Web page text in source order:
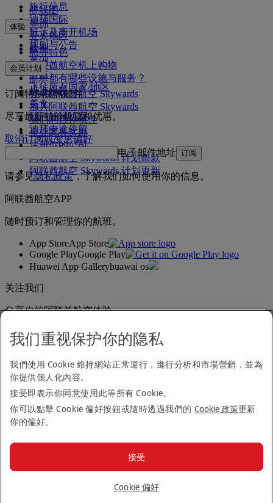
旅行信息
迪拜国际
抵达及离开机场
规则与公告
航线图
非洲
亚太地区
欧洲
美洲
中东
飞往所有国家/地区
体验
舱等特色
阿联酋航空机上购物
航班都有哪些设施与服务？
机上娱乐
美食
我们的候机室
迪拜中途停留
会员计划
登录阿联酋航空 Skywards
加入阿联酋航空 Skywards
我们的合作伙伴
企业商务奖励
注册你的公司
阿联酋航空 Skywards 计划条款
阿联酋航空 Skywards 计划更新
订阅特别优惠邮件
尽享最新特价机票和优惠。
取消订阅或变更偏好
电子邮件地址 订阅
请参见隐私政策，了解我们如何使用你的信息。
阿联酋航空APP
随时预订和管理你的航班。
App StoreApp Store
Google PlayGoogle Play
Huawei App Galleryhuawai os
关注我们
分享你的阿联酋航空体验。
联系我们
隐私政策
条款与细则
Cookie 政策
网络安全
网站地图
我们重视保护你的隐私
我們使用 Cookie 維持網站正常運行，進行分析和市場營銷，並為
你提供個人化內容。
接受即表示你同意使用此等所有 Cookie。
你可以點擊 Cookie 偏好按鈕或隨時透過我們的 Cookie 政策更新
你的偏好。
Cookie 偏好
接受